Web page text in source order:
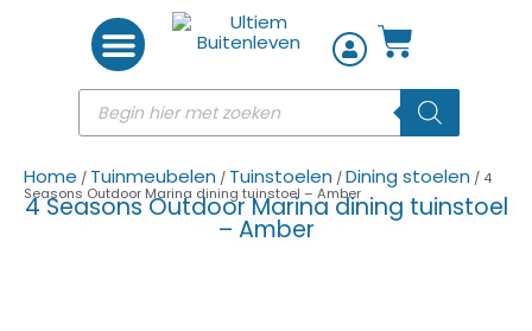
Home / Tuinmeubelen / Tuinstoelen /Dining stoelen / 4
Seasons Outdoor Marina dining tuinstoel – Amber
4 Seasons Outdoor Marina dining tuinstoel
– Amber